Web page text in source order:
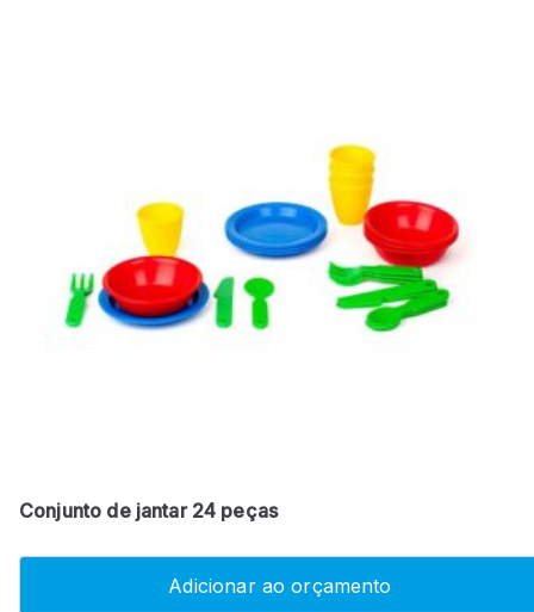
Conjunto de jantar 24 peças
Adicionar ao orçamento